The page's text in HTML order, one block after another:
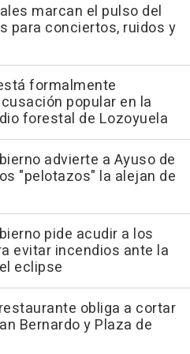
marcan el pulso del
para conciertos, ruidos y
formalmente
popular en la
forestal de Lozoyuela
advierte a Ayuso de
"pelotazos" la alejan de
pide acudir a los
evitar incendios ante la
eclipse
obliga a cortar
Bernardo y Plaza de